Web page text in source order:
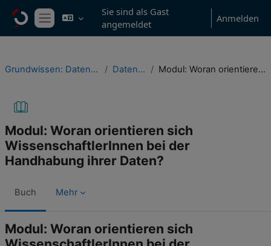
Website-Übersicht
Sie sind als Gast
angemeldet
Anmelden
Grundwissen: Datenmanagement in Studium & wissenschaftlicher Praxis Daten im Forschungsprozess Modul: Woran orientieren sich WissenschaftlerInnen bei der Handhabung ihrer Daten?
Modul: Woran orientieren sich
WissenschaftlerInnen bei der
Handhabung ihrer Daten?
Buch Mehr
Modul: Woran orientieren sich